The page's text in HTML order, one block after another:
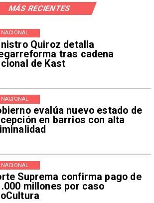
Quiroz detalla
tras cadena
de Kast
NACIONAL
evalúa nuevo estado de
en barrios con alta
NACIONAL
Suprema confirma pago de
millones por caso
NACIONAL
MÁS RECIENTES